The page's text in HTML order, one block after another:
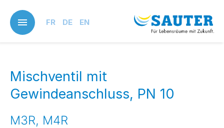
main
content
FR DE EN
Mischventil mit
Gewindeanschluss, PN 10
M3R, M4R